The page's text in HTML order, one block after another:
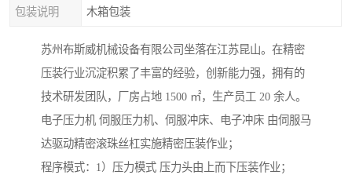
包装说明 木箱包装
苏州布斯威机械设备有限公司坐落在江苏昆山。在精密
压装行业沉淀积累了丰富的经验，创新能力强，拥有的
技术研发团队，厂房占地 1500 ㎡，生产员工 20 余人。
电子压力机 伺服压力机、伺服冲床、电子冲床 由伺服马
达驱动精密滚珠丝杠实施精密压装作业；
程序模式：1）压力模式 压力头由上而下压装作业；